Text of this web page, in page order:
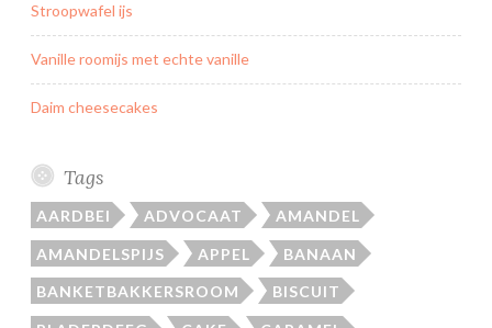
e
Stroopwafel ijs
Vanille roomijs met echte vanille
Daim cheesecakes
Tags
AARDBEI ADVOCAAT AMANDEL
AMANDELSPIJS APPEL BANAAN
BANKETBAKKERSROOM BISCUIT